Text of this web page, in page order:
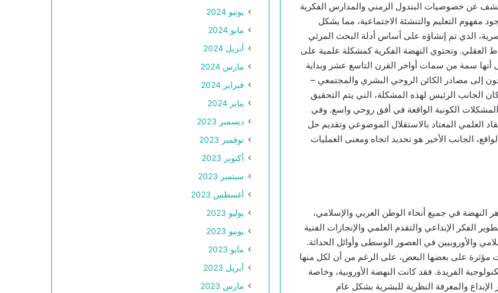
في القرنين العشرين والحادي والعشرين. (2) وتكشف عن خصوصيات البندول الزمني والمدارس الفكرية
وجود مفهوم التعليم والتنشئة الاجتماعية، مما يشكل
الثقافة البصرية، الذي تم إنشاؤه على أساس أدلة البحث المرئي
العقلي. وتحتوي النهضة الفكرية كمشكلة علمية على
أنها سمة من سمات أواخر القرن التاسع عشر وبداية
إلى مصادر الكائن الروحي البشري والمجتمعي –
الجانب الرئيس لهذه المشكلة، التي يتم التحقيق
الكونية الواقعة في أفق روحي واسع. وفي
العلمي المعتاد بالاستقلال الموضوعي وتقديم حل
الجانب الأخير هو تحديد اتجاه ومعنى العمليات
النهضة في جميع أنحاء الوطن العربي والإسلامي،
الفكر الإبداعي والتقدم العلمي والإنجازات الفنية
والأوروبيين في العصور الوسطى وأوائل الحداثة.
مؤثرة على بعضها البعض، على الرغم من أن لكل منها
الفريدة. فقد كانت النهضة الأوروبية، وخاصة
والمعرفة النظرية للبشرية بشكل عام
يونيو 2024
مايو 2024
أبريل 2024
مارس 2024
فبراير 2024
يناير 2024
ديسمبر 2023
نوفمبر 2023
أكتوبر 2023
سبتمبر 2023
أغسطس 2023
يوليو 2023
يونيو 2023
مايو 2023
أبريل 2023
مارس 2023